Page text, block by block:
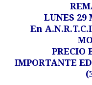
LUNES 29
En
PRECIO
IMPORTANTE